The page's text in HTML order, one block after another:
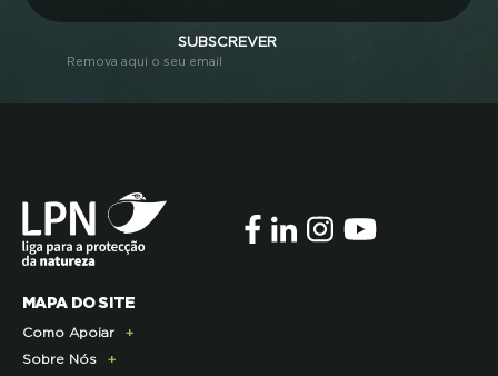
SUBSCREVER
Remova aqui o seu email
MAPA DO SITE
Como Apoiar
Doe Hoje
Sobre Nós